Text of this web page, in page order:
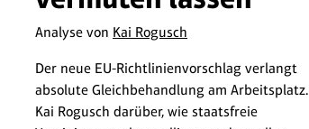
Analyse von Kai Rogusch
Der neue EU-Richtlinienvorschlag verlangt
absolute Gleichbehandlung am Arbeitsplatz.
Kai Rogusch darüber, wie staatsfreie